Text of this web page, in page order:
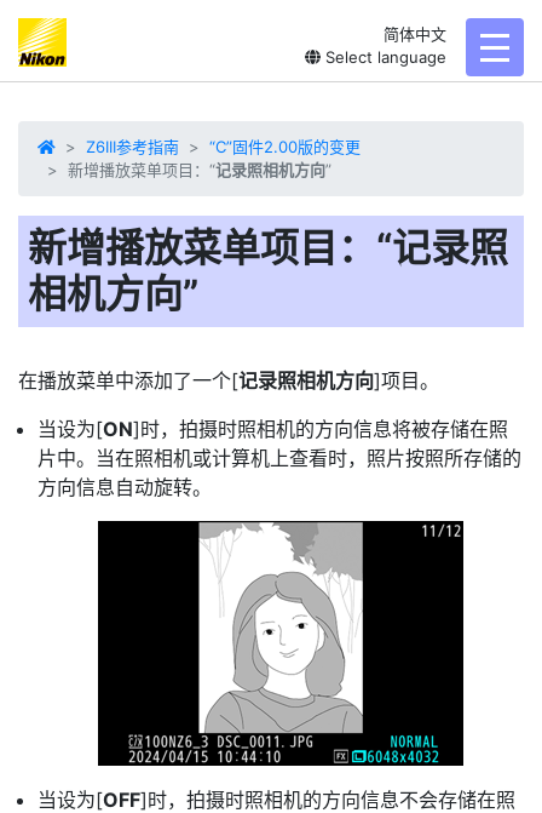
简体中文
Select language
Z6III参考指南
“C”固件2.00版的变更
新增播放菜单项目：“记录照相机方向”
新增播放菜单项目：“记录照
相机方向”
在播放菜单中添加了一个[记录照相机方向]项目。
当设为[ON]时，拍摄时照相机的方向信息将被存储在照
片中。当在照相机或计算机上查看时，照片按照所存储的
方向信息自动旋转。
当设为[OFF]时，拍摄时照相机的方向信息不会存储在照